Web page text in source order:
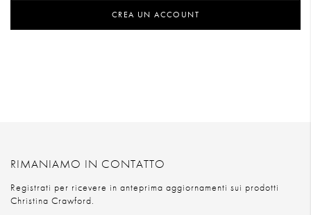
CREA UN ACCOUNT
RIMANIAMO IN CONTATTO
Registrati per ricevere in anteprima aggiornamenti sui prodotti
Christina Crawford.